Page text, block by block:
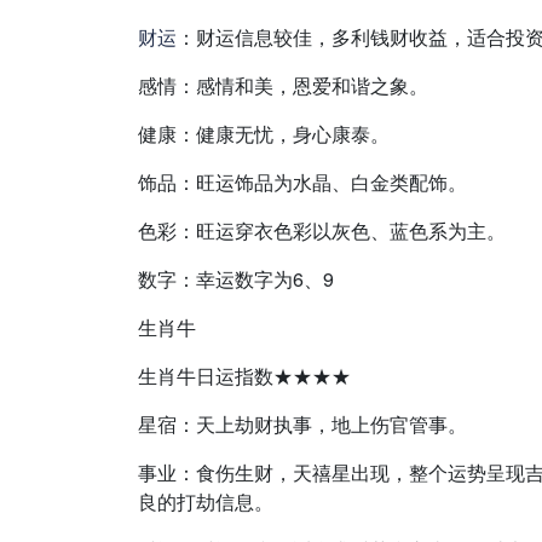
财运 ：财运信息较佳，多利钱财收益，适合投
感情：感情和美，恩爱和谐之象。
健康：健康无忧，身心康泰。
饰品：旺运饰品为水晶、白金类配饰。
色彩：旺运穿衣色彩以灰色、蓝色系为主。
数字：幸运数字为6、9
生肖牛
生肖牛日运指数★★★★
星宿：天上劫财执事，地上伤官管事。
事业：食伤生财，天禧星出现，整个运势呈现
良的打劫信息。